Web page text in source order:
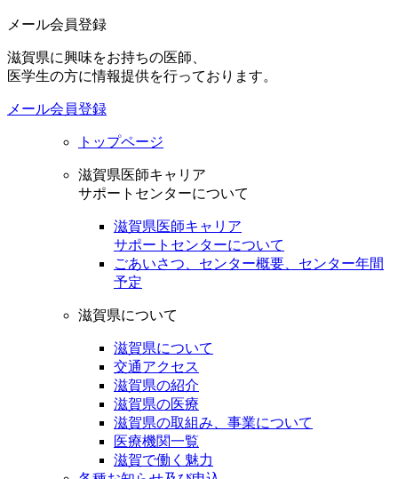
メール会員登録
滋賀県に興味をお持ちの医師、
医学生の方に情報提供を行っております。
メール会員登録
トップページ
滋賀県医師キャリア
サポートセンターについて
滋賀県医師キャリア
サポートセンターについて
ごあいさつ、センター概要、センター年間
予定
滋賀県について
滋賀県について
交通アクセス
滋賀県の紹介
滋賀県の医療
滋賀県の取組み、事業について
医療機関一覧
滋賀で働く魅力